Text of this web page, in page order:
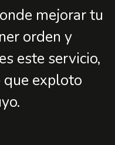
mejorar tu
orden y
este servicio,
que exploto